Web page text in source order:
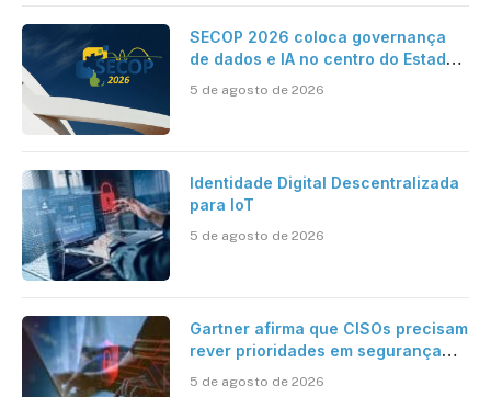
SECOP 2026 coloca governança
de dados e IA no centro do Estado
5 de agosto de 2026
Identidade Digital Descentralizada
para IoT
5 de agosto de 2026
Gartner afirma que CISOs precisam
rever prioridades em segurança
5 de agosto de 2026